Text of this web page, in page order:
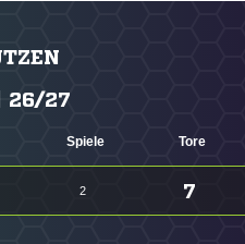
26/27
Spiele Tore
2 7